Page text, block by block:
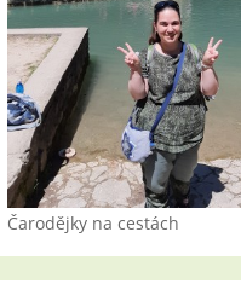
Čarodějky na cestách